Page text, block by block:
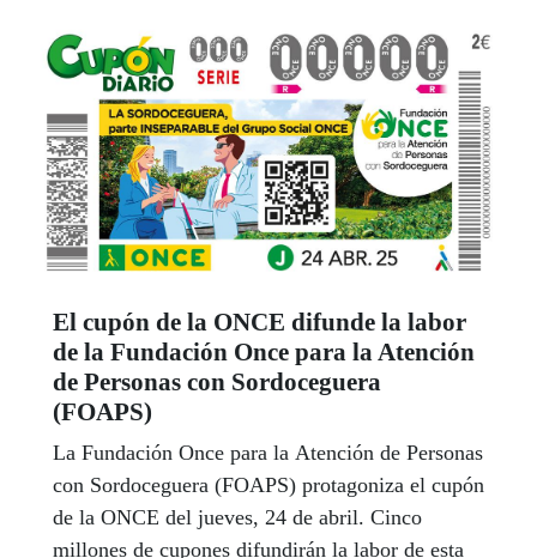
El cupón de la ONCE difunde la labor
de la Fundación Once para la Atención
de Personas con Sordoceguera
(FOAPS)
La Fundación Once para la Atención de Personas
con Sordoceguera (FOAPS) protagoniza el cupón
de la ONCE del jueves, 24 de abril. Cinco
millones de cupones difundirán la labor de esta